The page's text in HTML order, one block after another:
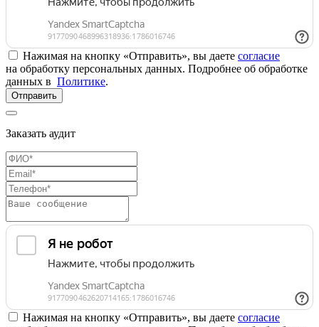
Нажимая на кнопку «Отправить», вы даете согласие
на обработку персональных данных. Подробнее об обработке
данных в Политике.
Отправить
Заказать аудит
Нажимая на кнопку «Отправить», вы даете согласие